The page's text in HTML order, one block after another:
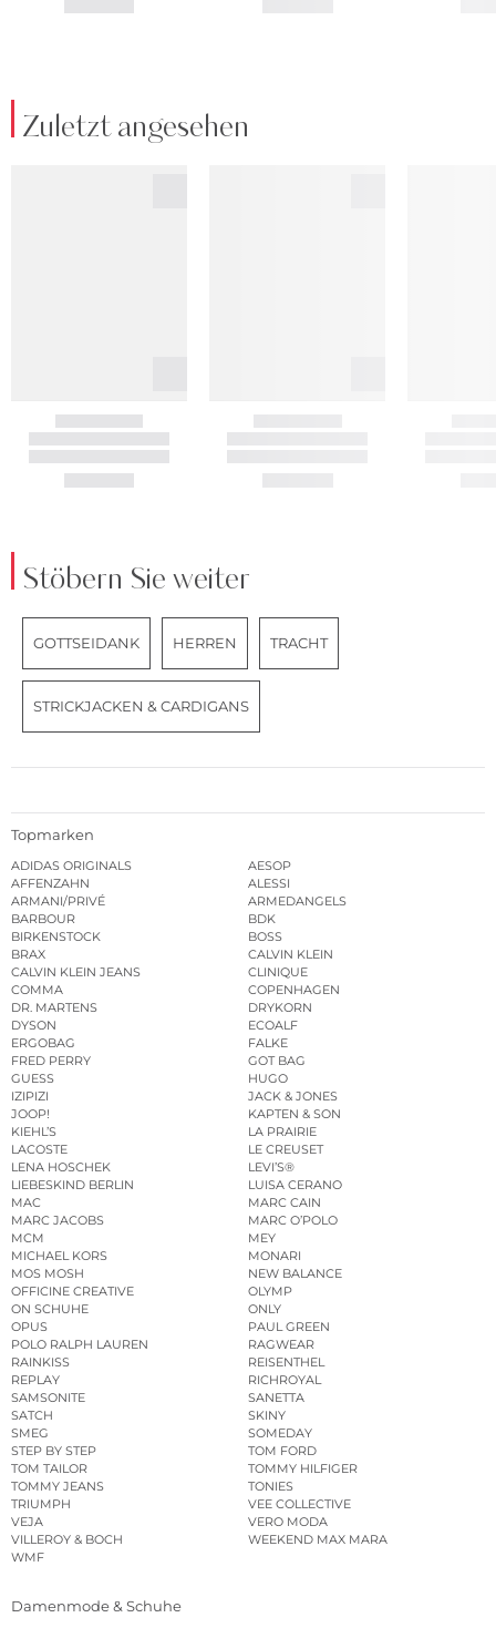
Zuletzt angesehen
Stöbern Sie weiter
GOTTSEIDANK HERREN TRACHT
STRICKJACKEN & CARDIGANS
Topmarken
ADIDAS ORIGINALS
AESOP
AFFENZAHN
ALESSI
ARMANI/PRIVÉ
ARMEDANGELS
BARBOUR
BDK
BIRKENSTOCK
BOSS
BRAX
CALVIN KLEIN
CALVIN KLEIN JEANS
CLINIQUE
COMMA
COPENHAGEN
DR. MARTENS
DRYKORN
DYSON
ECOALF
ERGOBAG
FALKE
FRED PERRY
GOT BAG
GUESS
HUGO
IZIPIZI
JACK & JONES
JOOP!
KAPTEN & SON
KIEHL’S
LA PRAIRIE
LACOSTE
LE CREUSET
LENA HOSCHEK
LEVI’S®
LIEBESKIND BERLIN
LUISA CERANO
MAC
MARC CAIN
MARC JACOBS
MARC O’POLO
MCM
MEY
MICHAEL KORS
MONARI
MOS MOSH
NEW BALANCE
OFFICINE CREATIVE
OLYMP
ON SCHUHE
ONLY
OPUS
PAUL GREEN
POLO RALPH LAUREN
RAGWEAR
RAINKISS
REISENTHEL
REPLAY
RICHROYAL
SAMSONITE
SANETTA
SATCH
SKINY
SMEG
SOMEDAY
STEP BY STEP
TOM FORD
TOM TAILOR
TOMMY HILFIGER
TOMMY JEANS
TONIES
TRIUMPH
VEE COLLECTIVE
VEJA
VERO MODA
VILLEROY & BOCH
WEEKEND MAX MARA
WMF
Damenmode & Schuhe